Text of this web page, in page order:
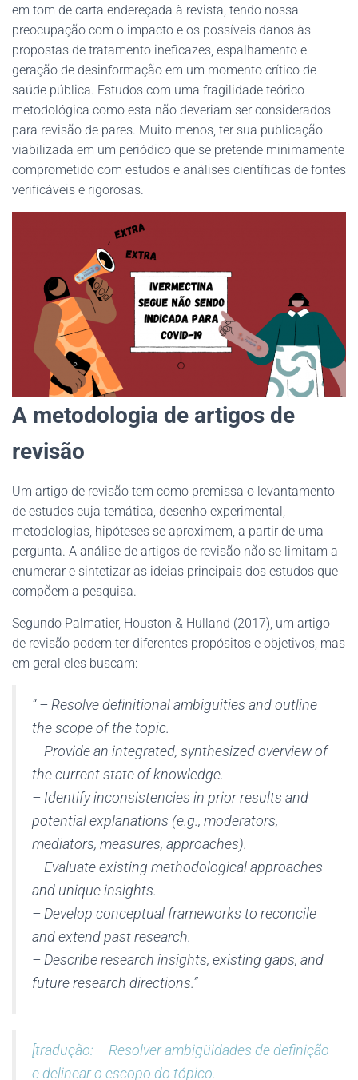
em tom de carta endereçada à revista, tendo nossa
preocupação com o impacto e os possíveis danos às
propostas de tratamento ineficazes, espalhamento e
geração de desinformação em um momento crítico de
saúde pública. Estudos com uma fragilidade teórico-
metodológica como esta não deveriam ser considerados
para revisão de pares. Muito menos, ter sua publicação
viabilizada em um periódico que se pretende minimamente
comprometido com estudos e análises científicas de fontes
verificáveis e rigorosas.
A metodologia de artigos de
revisão
Um artigo de revisão tem como premissa o levantamento
de estudos cuja temática, desenho experimental,
metodologias, hipóteses se aproximem, a partir de uma
pergunta. A análise de artigos de revisão não se limitam a
enumerar e sintetizar as ideias principais dos estudos que
compõem a pesquisa.
Segundo Palmatier, Houston & Hulland (2017), um artigo
de revisão podem ter diferentes propósitos e objetivos, mas
em geral eles buscam:
“ – Resolve definitional ambiguities and outline
the scope of the topic.
– Provide an integrated, synthesized overview of
the current state of knowledge.
– Identify inconsistencies in prior results and
potential explanations (e.g., moderators,
mediators, measures, approaches).
– Evaluate existing methodological approaches
and unique insights.
– Develop conceptual frameworks to reconcile
and extend past research.
– Describe research insights, existing gaps, and
future research directions.”
[tradução: – Resolver ambigüidades de definição
e delinear o escopo do tópico.